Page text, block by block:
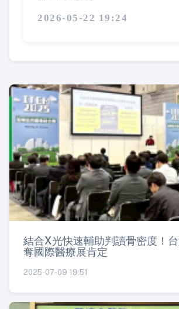
2026-05-22 19:24
結合X光快速輔助判讀骨密度！
奪國際醫療展肯定
2025-07-09 19:51